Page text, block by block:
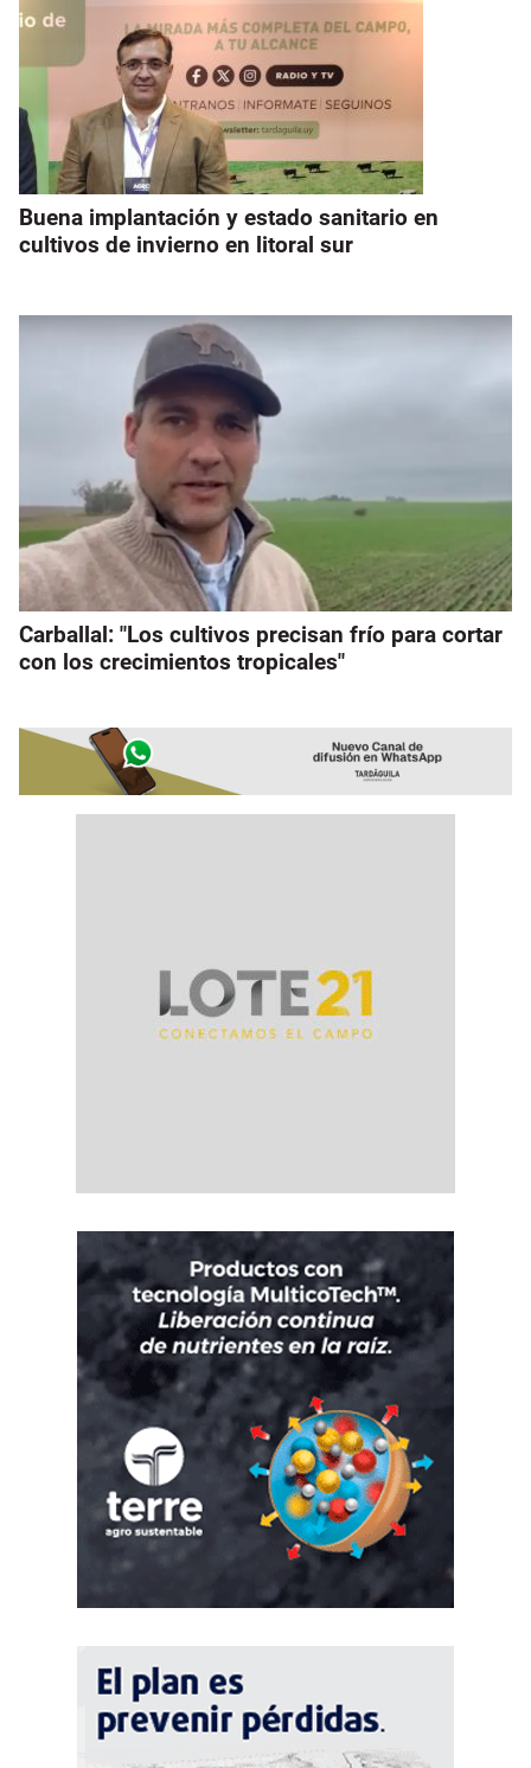
Buena implantación y estado sanitario en
cultivos de invierno en litoral sur
Carballal: "Los cultivos precisan frío para cortar
con los crecimientos tropicales"